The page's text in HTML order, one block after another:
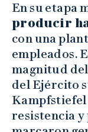
En su etapa
producir
con una
empleados.
magnitud
del Ejército
Kampfstiefel
resistencia y